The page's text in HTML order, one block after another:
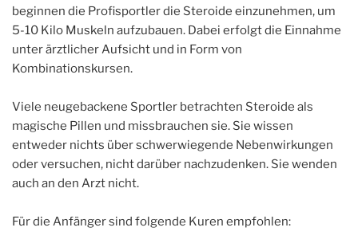
beginnen die Profisportler die Steroide einzunehmen, um
5-10 Kilo Muskeln aufzubauen. Dabei erfolgt die Einnahme
unter ärztlicher Aufsicht und in Form von
Kombinationskursen.
Viele neugebackene Sportler betrachten Steroide als
magische Pillen und missbrauchen sie. Sie wissen
entweder nichts über schwerwiegende Nebenwirkungen
oder versuchen, nicht darüber nachzudenken. Sie wenden
auch an den Arzt nicht.
Für die Anfänger sind folgende Kuren empfohlen: